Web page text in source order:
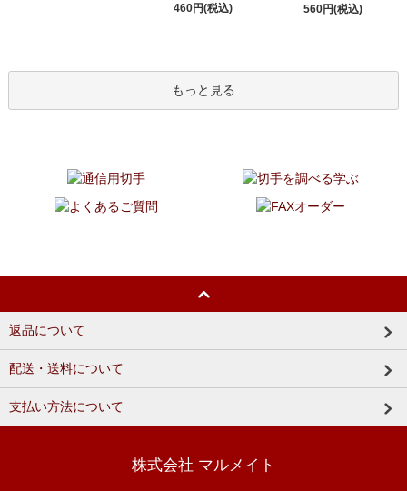
460円(税込)
560円(税込)
もっと見る
返品について
配送・送料について
支払い方法について
株式会社 マルメイト